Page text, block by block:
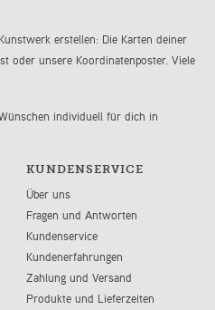
erstellen: Die Karten deiner
oder unsere Koordinatenposter. Viele
individuell für dich in
KUNDENSERVICE
Über uns
Fragen und Antworten
Kundenservice
Kundenerfahrungen
Zahlung und Versand
Produkte und Lieferzeiten